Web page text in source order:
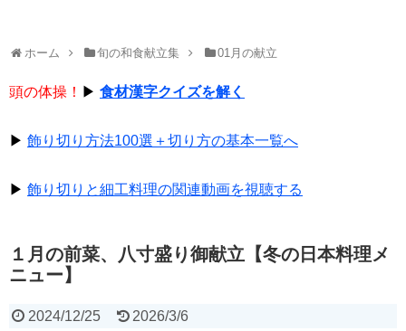
ホーム 旬の和食献立集 01月の献立
頭の体操！ ▶ 食材漢字クイズを解く
▶ 飾り切り方法100選＋切り方の基本一覧へ
▶ 飾り切りと細工料理の関連動画を視聴する
１月の前菜、八寸盛り御献立【冬の日本料理メ
ニュー】
2024/12/25 2026/3/6